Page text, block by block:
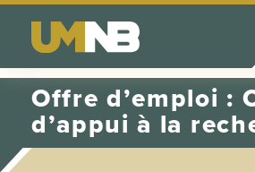
Skip to Content
Offre d’emploi :
d’appui à la